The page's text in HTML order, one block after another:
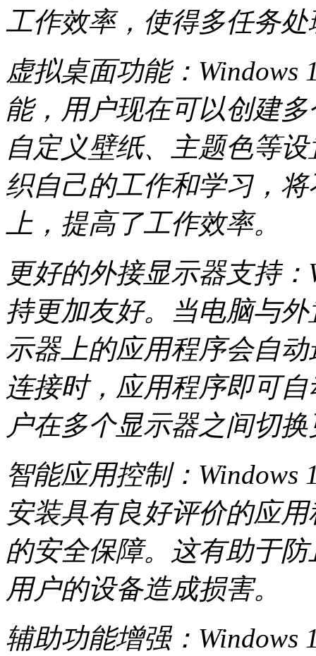
工作效率，使得多任务
虚拟桌面功能：
能，用户现在可以创建
自定义壁纸、主题色等
织自己的工作和学习，
上，提高了工作效率。
更好的外接显示器支持
持更加友好。当电脑与
示器上的应用程序会自
连接时，应用程序即可
户在多个显示器之间切
智能应用控制：
安装具有良好评价的应
的安全保障。这有助于
用户的设备造成损害。
辅助功能增强：Windows